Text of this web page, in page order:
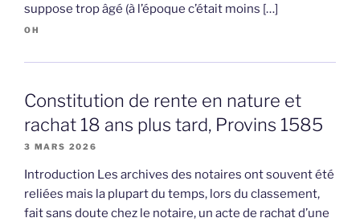
suppose trop âgé (à l’époque c’était moins […]
OH
Constitution de rente en nature et
rachat 18 ans plus tard, Provins 1585
3 MARS 2026
Introduction Les archives des notaires ont souvent été
reliées mais la plupart du temps, lors du classement,
fait sans doute chez le notaire, un acte de rachat d’une